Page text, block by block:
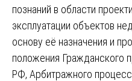
познаний в области
эксплуатации объектов
основу её назначения и
положения Гражданского
РФ, Арбитражного